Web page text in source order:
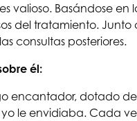
valioso. Basándose en
del tratamiento. Junto
consultas posteriores.
él:
encantador, dotado
le envidiaba. Cada